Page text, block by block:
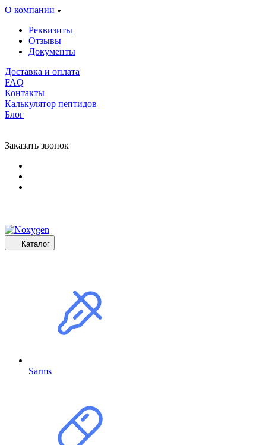
О компании
Реквизиты
Отзывы
Документы
Доставка и оплата
FAQ
Контакты
Калькулятор пептидов
Блог
Заказать звонок
Каталог
Sarms